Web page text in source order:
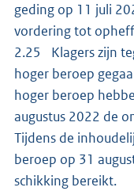
geding op 11 juli
vordering tot
2.25 Klagers zijn
hoger beroep
hoger beroep
augustus 2022 de
Tijdens de
beroep op 31
schikking bereikt.